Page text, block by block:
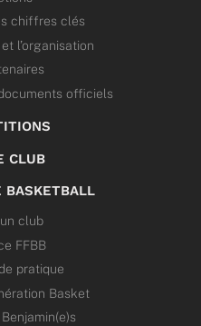
chiffres clés
l’organisation
officiels
CLUB
BASKETBALL
club
FFBB
pratique
Basket